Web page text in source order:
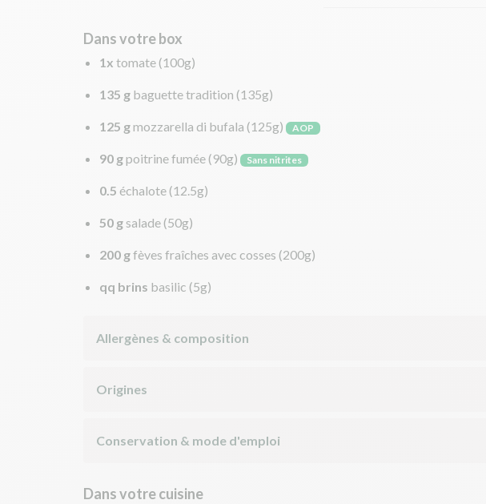
Dans votre box
1x tomate (100g)
135 g baguette tradition (135g)
125 gmozzarella di bufala (125g) AOP
90 gpoitrine fumée (90g) Sans nitrites
0.5 échalote (12.5g)
50 g salade (50g)
200 gfèves fraîches avec cosses (200g)
qq brins basilic (5g)
Allergènes & composition
Origines
Conservation & mode d'emploi
Dans votre cuisine